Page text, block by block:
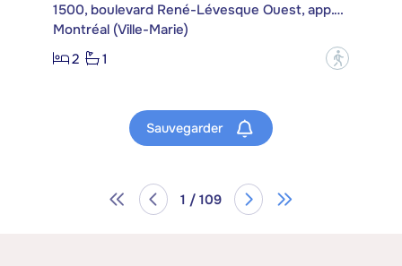
1500, boulevard René-Lévesque Ouest, app. 1506
Montréal (Ville-Marie)
2
1 ?
Sauvegarder
1 / 109